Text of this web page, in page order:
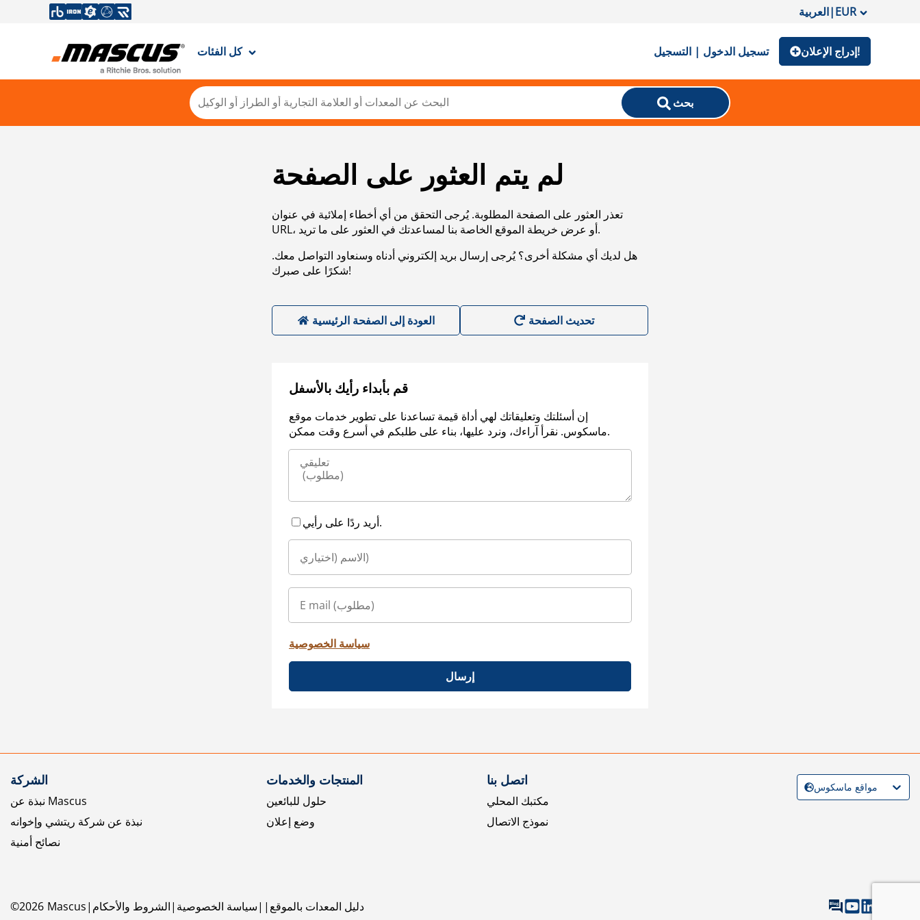
العربية|EUR
كل الفئات تسجيل الدخول | التسجيل إدراج الإعلان!
بحث
لم يتم العثور على الصفحة
تعذر العثور على الصفحة المطلوبة. يُرجى التحقق من أي أخطاء إملائية في عنوان
URL، أو عرض خريطة الموقع الخاصة بنا لمساعدتك في العثور على ما تريد.
هل لديك أي مشكلة أخرى؟ يُرجى إرسال بريد إلكتروني أدناه وسنعاود التواصل معك.
شكرًا على صبرك!
العودة إلى الصفحة الرئيسية
قم بأبداء رأيك بالأسفل
إن أسئلتك وتعليقاتك لهي أداة قيمة تساعدنا على تطوير خدمات موقع
ماسكوس. نقرأ آراءك، ونرد عليها، بناء على طلبكم في أسرع وقت ممكن.
أريد ردًا على رأيي.
سياسة الخصوصية
إرسال
الشركة
نبذة عن Mascus
نبذة عن شركة ريتشي وإخوانه
نصائح أمنية
المنتجات والخدمات
حلول للبائعين
وضع إعلان
اتصل بنا
مكتبك المحلي
نموذج الاتصال
©2026 Mascus الشروط والأحكام سياسة الخصوصية دليل المعدات بالموقع
مواقع ماسكوس